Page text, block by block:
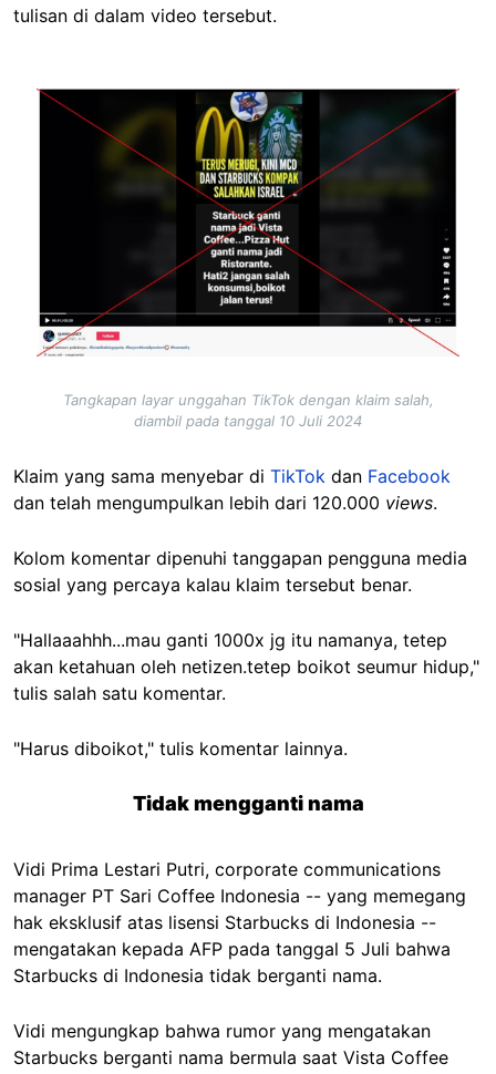
tulisan di dalam video tersebut.
Image
Tangkapan layar unggahan TikTok dengan klaim salah,
diambil pada tanggal 10 Juli 2024
Klaim yang sama menyebar di TikTok dan Facebook
dan telah mengumpulkan lebih dari 120.000 views.
Kolom komentar dipenuhi tanggapan pengguna media
sosial yang percaya kalau klaim tersebut benar.
"Hallaaahhh...mau ganti 1000x jg itu namanya, tetep
akan ketahuan oleh netizen.tetep boikot seumur hidup,"
tulis salah satu komentar.
"Harus diboikot," tulis komentar lainnya.
Tidak mengganti nama
Vidi Prima Lestari Putri, corporate communications
manager PT Sari Coffee Indonesia -- yang memegang
hak eksklusif atas lisensi Starbucks di Indonesia --
mengatakan kepada AFP pada tanggal 5 Juli bahwa
Starbucks di Indonesia tidak berganti nama.
Vidi mengungkap bahwa rumor yang mengatakan
Starbucks berganti nama bermula saat Vista Coffee